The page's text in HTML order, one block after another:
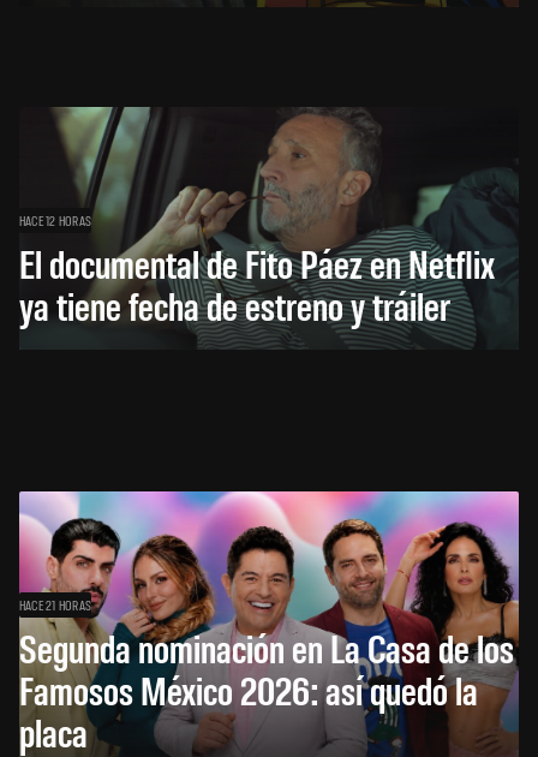
HACE 12 HORAS
El documental de Fito Páez en Netflix
ya tiene fecha de estreno y tráiler
HACE 21 HORAS
Segunda nominación en La Casa de los
Famosos México 2026: así quedó la
placa